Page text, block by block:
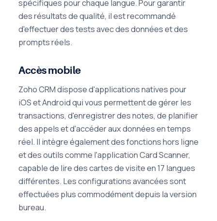
spécifiques pour chaque langue. Pour garantir
des résultats de qualité, il est recommandé
d'effectuer des tests avec des données et des
prompts réels.
Accès mobile
Zoho CRM dispose d'applications natives pour
iOS et Android qui vous permettent de gérer les
transactions, d'enregistrer des notes, de planifier
des appels et d'accéder aux données en temps
réel. Il intègre également des fonctions hors ligne
et des outils comme l'application Card Scanner,
capable de lire des cartes de visite en 17 langues
différentes. Les configurations avancées sont
effectuées plus commodément depuis la version
bureau.